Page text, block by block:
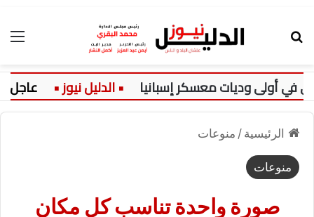
في أولى وديات معسكر إسبانيا عاجل:
الرئيسية / منوعات
منوعات
صورة واحدة تناسب كل مكان